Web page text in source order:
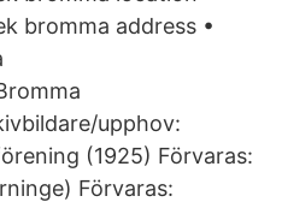
bromma address •
upphov:
(1925) Förvaras:
Förvaras: